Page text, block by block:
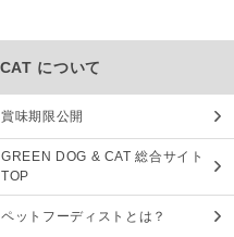
について
賞味期限公開
GREEN DOG & CAT 総合サイト
TOP
ペットフーディストとは？